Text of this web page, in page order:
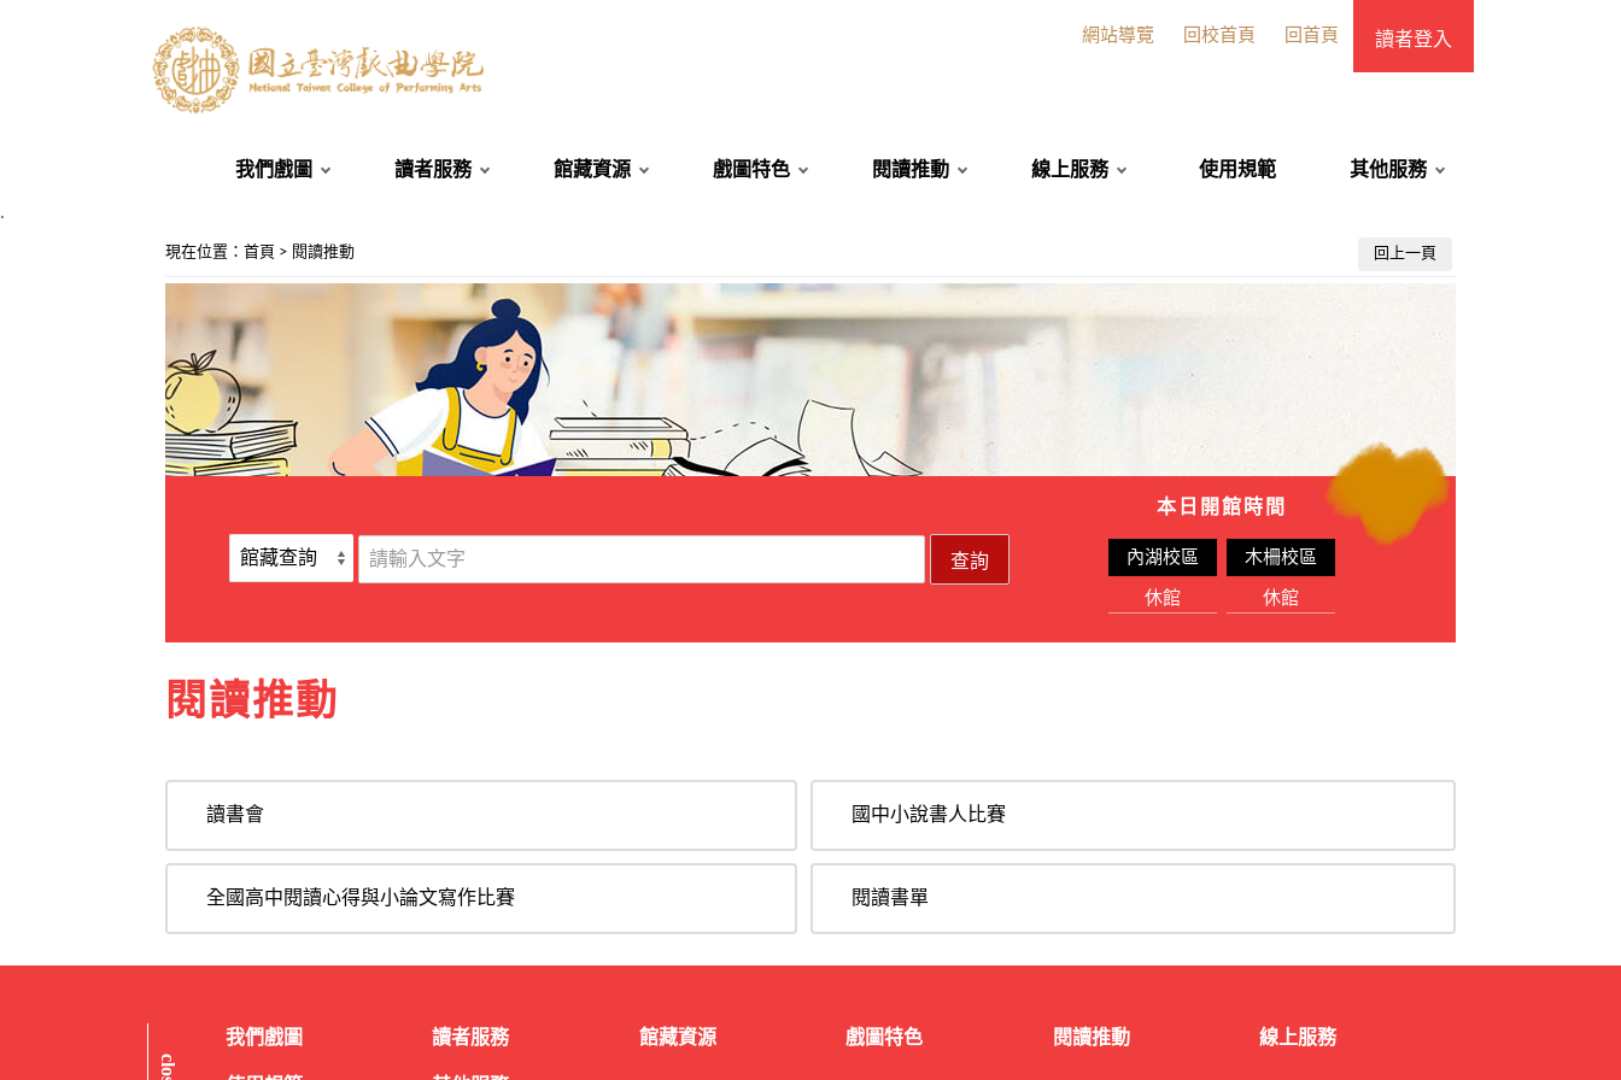
網站導覽 回校首頁 回首頁 讀者登入
我們戲圖 讀者服務 館藏資源 戲圖特色 閱讀推動 線上服務 使用規範 其他服務
.
現在位置 ： 首頁 > 閱讀推動 回上一頁
本日開館時間
內湖校區
休館
木柵校區
休館
閱讀推動
讀書會 國中小說書人比賽
全國高中閱讀心得與小論文寫作比賽 閱讀書單
我們戲圖 讀者服務 館藏資源 戲圖特色 閱讀推動 線上服務